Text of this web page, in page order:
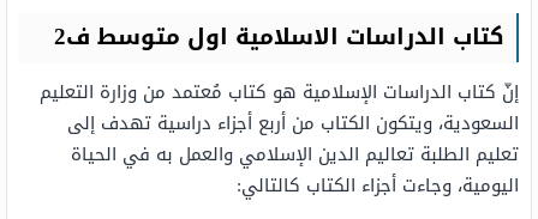
كتاب الدراسات الاسلامية اول متوسط ف2
إنّ كتاب الدراسات الإسلامية هو كتاب مُعتمد من وزارة التعليم
السعودية، ويتكون الكتاب من أربع أجزاء دراسية تهدف إلى
تعليم الطلبة تعاليم الدين الإسلامي والعمل به في الحياة
اليومية، وجاءت أجزاء الكتاب كالتالي: